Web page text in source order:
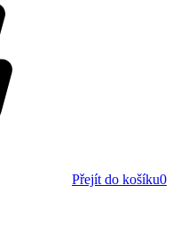
Přejít do košíku0